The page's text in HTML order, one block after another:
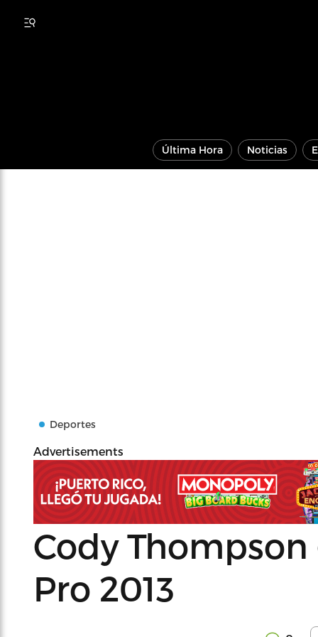
Última Hora Noticias
Deportes
Advertisements
Cody
Pro 2013